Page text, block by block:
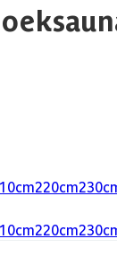
cm220cm230
cm220cm230